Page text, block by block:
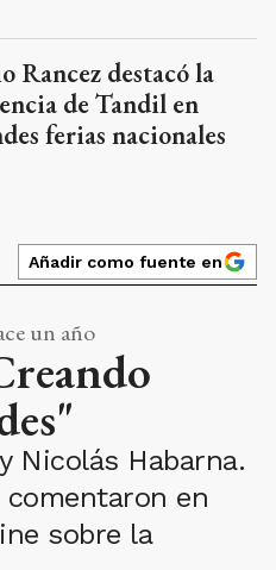
Rancez destacó la
de Tandil en
ferias nacionales
Añadir como fuente en
un año
Nicolás Habarna.
comentaron en
sobre la